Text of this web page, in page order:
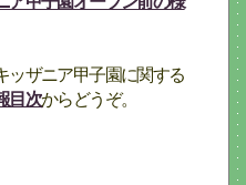
ッザニア甲子園に関する
目次からどうぞ。